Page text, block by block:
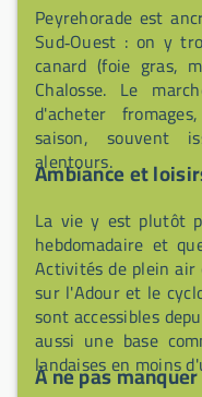
Peyrehorade est
Sud‑Ouest : on y
canard (foie gras,
Chalosse. Le
d'acheter
saison, souvent
alentours.
Ambiance et
La vie y est plutôt
hebdomadaire et
Activités de plein air
sur l'Adour et le
sont accessibles
aussi une base
landaises en moins
À ne pas manquer